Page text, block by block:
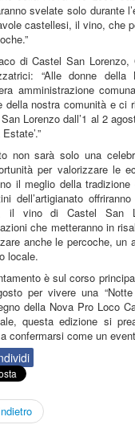
svelate solo durante
castellesi, il vino, che
di Castel San
“Alle donne
amministrazione
della nostra comunità e ci
Lorenzo dall’1 al 2
non sarà solo una
per valorizzare le
il meglio della
dell’artigianato
il vino di Castel San
che metteranno in
anche le percoche, un
locale.
è sul corso
per vivere una
della Nova Pro Loco
questa edizione si
confermarsi come un